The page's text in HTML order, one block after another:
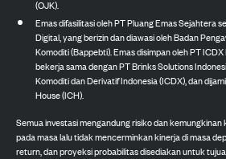
(OJK).
Emas difasilitasi oleh PT Pluang Emas Sejahtera
Digital, yang berizin dan diawasi oleh Badan
Komoditi (Bappebti). Emas disimpan oleh PT
bekerja sama dengan PT Brinks Solutions
Komoditi dan Derivatif Indonesia (ICDX), dan
House (ICH).
Semua investasi mengandung risiko dan kemungkinan
pada masa lalu tidak mencerminkan kinerja di masa
return, dan proyeksi probabilitas disediakan untuk